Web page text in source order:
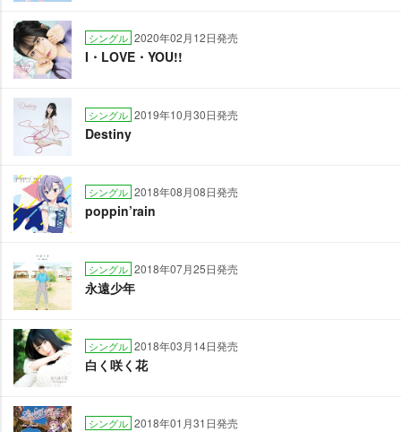
シングル 2020年02月12日発売
I・LOVE・YOU!!
シングル 2019年10月30日発売
Destiny
シングル 2018年08月08日発売
poppin’rain
シングル 2018年07月25日発売
永遠少年
シングル 2018年03月14日発売
白く咲く花
シングル 2018年01月31日発売